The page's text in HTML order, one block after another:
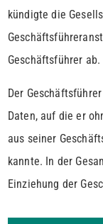
kündigte die
Geschäftsführer ab.
Der
Daten, auf die er
aus seiner
kannte. In der
Einziehung der